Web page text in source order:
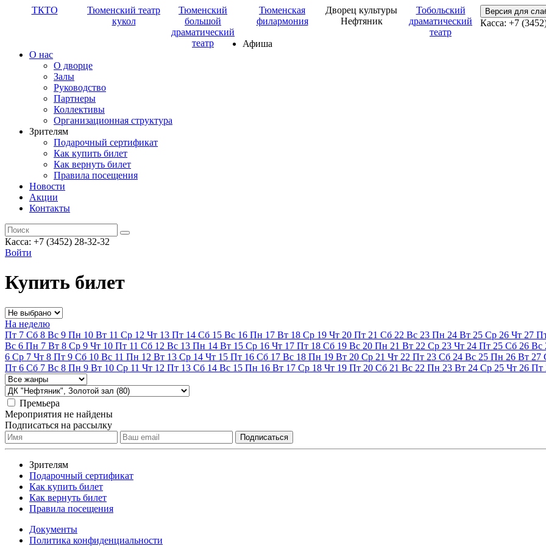
ТКТО
Тюменский театр
кукол
Тюменский
большой
драматический
театр
Тюменская
филармония
Дворец культуры
Нефтяник
Тобольский
драматический
театр
Версия для
Касса: +7
Афиша
О нас
О дворце
Залы
Руководство
Партнеры
Коллективы
Организационная структура
Зрителям
Подарочный сертификат
Как купить билет
Как вернуть билет
Правила посещения
Новости
Акции
Контакты
Касса: +7 (3452) 28-32-32
Войти
Купить билет
На неделю
Пт 7 Сб 8 Вс 9 Пн 10 Вт 11 Ср 12 Чт 13 Пт 14 Сб 15 Вс 16 Пн 17 Вт 18 Ср 19 Чт 20 Пт 21 Сб 22 Вс 23 Пн 24 Вт 25 Ср 26 Чт 27
Вс 6 Пн 7 Вт 8 Ср 9 Чт 10 Пт 11 Сб 12 Вс 13 Пн 14 Вт 15 Ср 16 Чт 17 Пт 18 Сб 19 Вс 20 Пн 21 Вт 22 Ср 23 Чт 24 Пт 25 Сб 26 Вс
6 Ср 7 Чт 8 Пт 9 Сб 10 Вс 11 Пн 12 Вт 13 Ср 14 Чт 15 Пт 16 Сб 17 Вс 18 Пн 19 Вт 20 Ср 21 Чт 22 Пт 23 Сб 24 Вс 25 Пн 26 Вт 27
Пт 6 Сб 7 Вс 8 Пн 9 Вт 10 Ср 11 Чт 12 Пт 13 Сб 14 Вс 15 Пн 16 Вт 17 Ср 18 Чт 19 Пт 20 Сб 21 Вс 22 Пн 23 Вт 24 Ср 25 Чт 26 Пт
Премьера
Мероприятия не найдены
Подписаться на рассылку
Зрителям
Подарочный сертификат
Как купить билет
Как вернуть билет
Правила посещения
Документы
Политика конфиденциальности